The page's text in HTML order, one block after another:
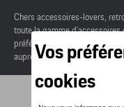
Chers accessoires-lovers,
toute la gamme d’accessoires
préférée sous forme de
auprès de votre